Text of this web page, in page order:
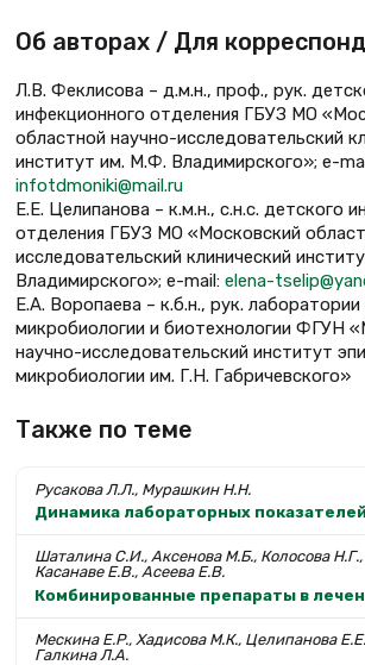
Об авторах / Для
Л.В. Феклисова – д.м.н., проф., рук.
инфекционного отделения ГБУЗ МО
областной научно-исследовательский
институт им. М.Ф. Владимирского»; e-
infotdmoniki@mail.ru
Е.Е. Целипанова – к.м.н., с.н.с. детского
отделения ГБУЗ МО «Московский
исследовательский клинический
Владимирского»; e-mail: elena-
Е.А. Воропаева – к.б.н., рук. лаборатории
микробиологии и биотехнологии ФГУН
научно-исследовательский институт
микробиологии им. Г.Н. Габричевского»
Также по теме
Русакова Л.Л., Мурашкин Н.Н.
Динамика лабораторных
Шаталина С.И., Аксенова М.Б., Колосова Н.Г.,
Касанаве Е.В., Асеева Е.В.
Комбинированные препараты в
Мескина Е.Р., Хадисова М.К., Целипанова
Галкина Л.А.